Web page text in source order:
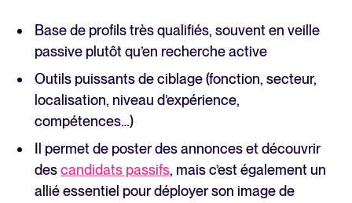
Base de profils très qualifiés, souvent en veille
passive plutôt qu’en recherche active
Outils puissants de ciblage (fonction, secteur,
localisation, niveau d’expérience,
compétences…)
Il permet de poster des annonces et découvrir
descandidats passifs, mais c’est également un
allié essentiel pour déployer son image de